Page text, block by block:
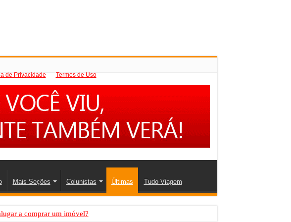
de Privacidade Termos de Uso
Mais Seções Colunistas Últimas Tudo Viagem
a comprar um imóvel?